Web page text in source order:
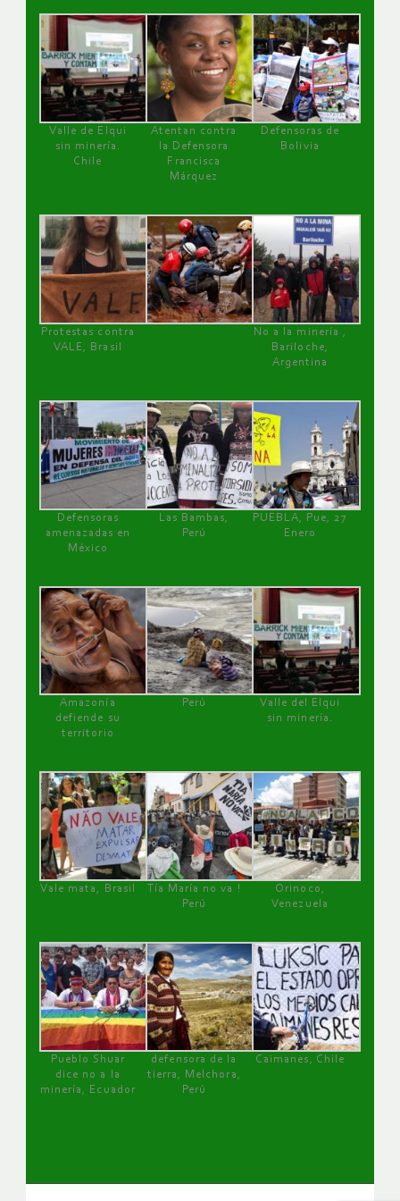
Valle de Elqui
sin minería.
Chile
Atentan contra
la Defensora
Francisca
Márquez
Defensoras de
Bolivia
Protestas contra
VALE, Brasil
No a la minería ,
Bariloche,
Argentina
Defensoras
amenazadas en
México
Las Bambas,
Perú
PUEBLA, Pue, 27
Enero
Amazonía
defiende su
territorio
Perú
Valle del Elqui
sin minería.
Vale mata, Brasil
Tía María no va !
Perú
Orinoco,
Venezuela
Pueblo Shuar
dice no a la
minería, Ecuador
defensora de la
tierra, Melchora,
Perú
Caimanes, Chile